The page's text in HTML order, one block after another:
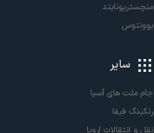
منچستریونایتد
یوونتوس
سایر
جام ملت های آسیا
رنکینگ فیفا
نقل و انتقالات اروپا